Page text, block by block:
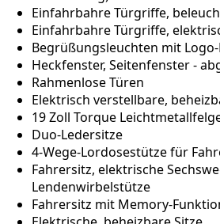
Einfahrbahre Türgriffe,
Einfahrbahre Türgriffe,
Begrüßungsleuchten mit
Heckfenster, Seitenfenster -
Rahmenlose Türen
Elektrisch verstellbare,
19 Zoll Torque
Duo-Ledersitze
4-Wege-Lordosestütze für
Fahrersitz, elektrische
Lendenwirbelstütze
Fahrersitz mit Memory-